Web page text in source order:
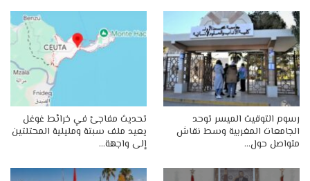
رسوم التوقيت الميسر توحد
الجامعات المغربية وسط نقاش
متواصل حول…
تحديث مفاجئ في خرائط غوغل
يعيد ملف سبتة ومليلية المحتلتين
إلى واجهة…